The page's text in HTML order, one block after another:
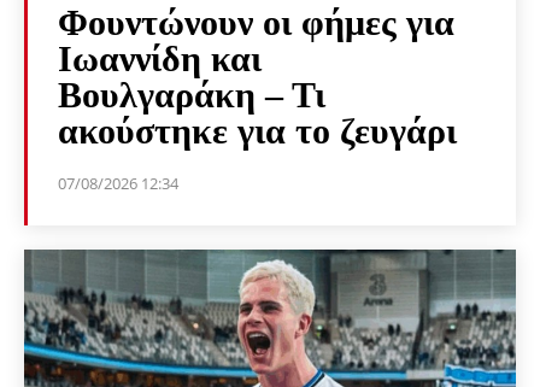
Φουντώνουν οι φήμες για
Ιωαννίδη και
Βουλγαράκη – Τι
ακούστηκε για το ζευγάρι
07/08/2026 12:34